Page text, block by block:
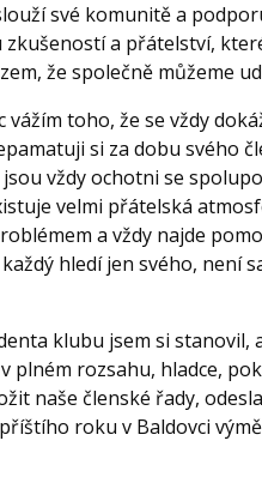
své komunitě a
a přátelství,
že společně můžeme
toho, že se vždy
si za dobu svého
vždy ochotni se
velmi přátelská
a vždy najde
hledí jen svého, není
klubu jsem si stanovil,
plném rozsahu, hladce,
naše členské řady,
roku v Baldovci